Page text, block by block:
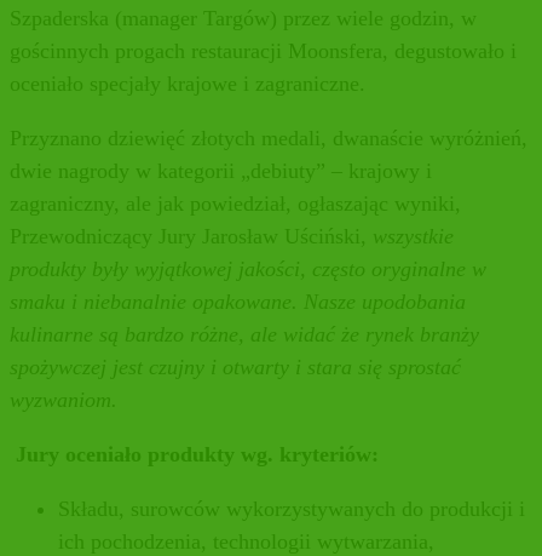
Szpaderska (manager Targów) przez wiele godzin, w
gościnnych progach restauracji Moonsfera, degustowało i
oceniało specjały krajowe i zagraniczne.
Przyznano dziewięć złotych medali, dwanaście wyróżnień,
dwie nagrody w kategorii „debiuty” – krajowy i
zagraniczny, ale jak powiedział, ogłaszając wyniki,
Przewodniczący Jury Jarosław Uściński, wszystkie
produkty były wyjątkowej jakości, często oryginalne w
smaku i niebanalnie opakowane. Nasze upodobania
kulinarne są bardzo różne, ale widać że rynek branży
spożywczej jest czujny i otwarty i stara się sprostać
wyzwaniom.
Jury oceniało produkty wg. kryteriów:
Składu, surowców wykorzystywanych do produkcji i
ich pochodzenia, technologii wytwarzania,